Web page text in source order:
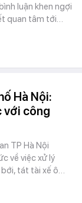
luận khen ngợi
quan tâm tới…
Hà Nội:
với công
TP Hà Nội
về việc xử lý
tát tài xế ô…